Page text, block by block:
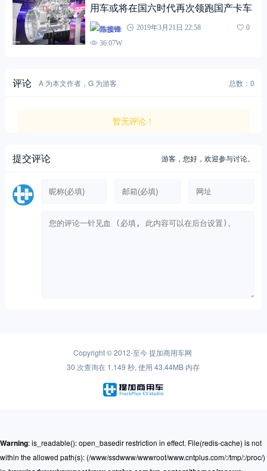
用车或将在国六时代再次领跑国产卡车
陈接锋 2019年3月21日 22:58
0
36.07W
评论 A 为本文作者，G 为游客 总数：0
暂无评论！
提交评论 游客，您好，欢迎参与讨论。
Copyright © 2012-至今提加商用车网
30 次查询在 1.149 秒, 使用 43.44MB 内存
Warning: is_readable(): open_basedir restriction in effect. File(redis-cache) is not
within the allowed path(s): (/www/ssdwww/wwwroot/www.cntplus.com/:/tmp/:/proc/)